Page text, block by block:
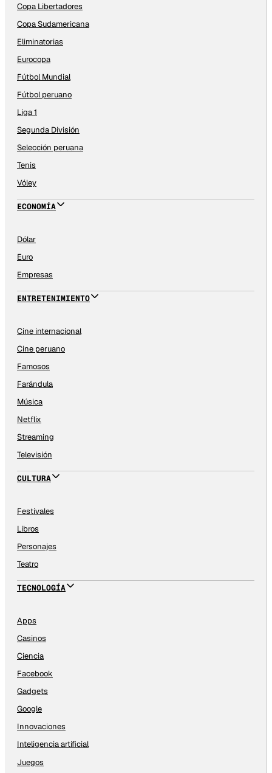
Copa Libertadores
Copa Sudamericana
Eliminatorias
Eurocopa
Fútbol Mundial
Fútbol peruano
Liga 1
Segunda División
Selección peruana
Tenis
Vóley
ECONOMÍA
Dólar
Euro
Empresas
ENTRETENIMIENTO
Cine internacional
Cine peruano
Famosos
Farándula
Música
Netflix
Streaming
Televisión
CULTURA
Festivales
Libros
Personajes
Teatro
TECNOLOGÍA
Apps
Casinos
Ciencia
Facebook
Gadgets
Google
Innovaciones
Inteligencia artificial
Juegos